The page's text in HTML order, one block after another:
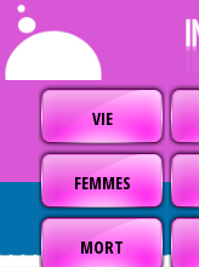
VIE
FEMMES
MORT